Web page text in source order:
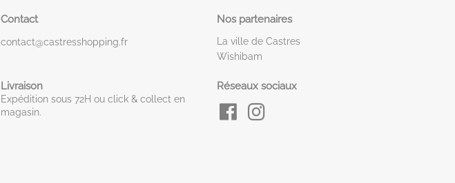
Contact
contact@castresshopping.fr
Livraison
Expédition sous 72H ou click & collect en
magasin.
Nos partenaires
La ville de Castres
Wishibam
Réseaux sociaux